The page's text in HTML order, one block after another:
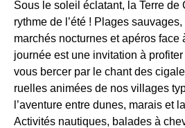
Sous le soleil éclatant, la Terre de
rythme de l’été ! Plages sauvages,
marchés nocturnes etapéros face
journée est une invitation à profiter
vous bercer par le chantdes ciga
ruel les animées de nos villages
l’aventure entre dunes, marais et
Activités nautiques, balades à